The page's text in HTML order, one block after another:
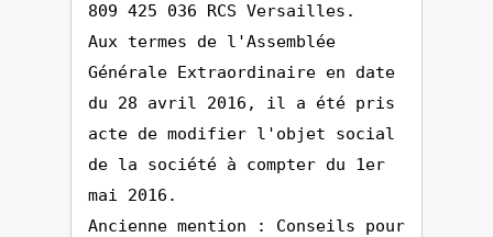
809 425 036 RCS Versailles.
Aux termes de l'Assemblée
Générale Extraordinaire en date
du 28 avril 2016, il a été pris
acte de modifier l'objet social
de la société à compter du 1er
mai 2016.
Ancienne mention : Conseils pour